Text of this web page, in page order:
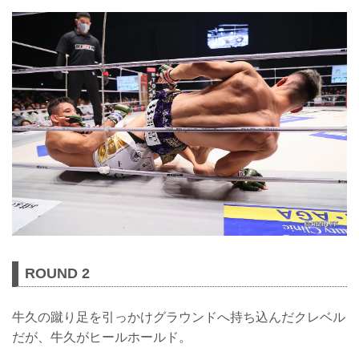
ROUND 2
牛久の蹴り足を引っかけグラウンドへ持ち込んだクレベル
だが、牛久がヒールホールド。